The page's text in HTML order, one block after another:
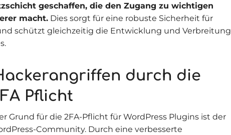
geschaffen, die den Zugang zu wichtigen
macht. Dies sorgt für eine robuste Sicherheit für
schützt gleichzeitig die Entwicklung und Verbreitung
durch die
Pflicht
Grund für die 2FA-Pflicht für WordPress Plugins ist der
Community. Durch eine verbesserte